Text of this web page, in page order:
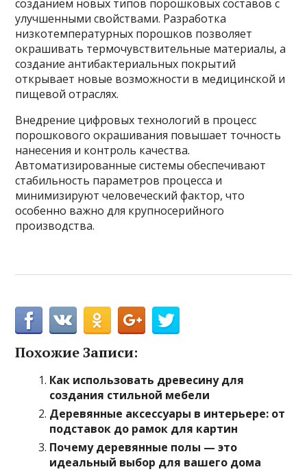
созданием новых типов порошковых составов с
улучшенными свойствами. Разработка
низкотемпературных порошков позволяет
окрашивать термочувствительные материалы, а
создание антибактериальных покрытий
открывает новые возможности в медицинской и
пищевой отраслях.
Внедрение цифровых технологий в процесс
порошкового окрашивания повышает точность
нанесения и контроль качества.
Автоматизированные системы обеспечивают
стабильность параметров процесса и
минимизируют человеческий фактор, что
особенно важно для крупносерийного
производства.
Похожие Записи:
Как использовать древесину для
создания стильной мебели
Деревянные аксессуары в интерьере: от
подставок до рамок для картин
Почему деревянные полы — это
идеальный выбор для вашего дома